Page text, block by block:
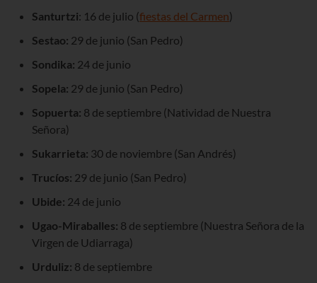
Santurtzi: 16 de julio (fiestas del Carmen)
Sestao: 29 de junio (San Pedro)
Sondika: 24 de junio
Sopela: 29 de junio (San Pedro)
Sopuerta: 8 de septiembre (Natividad de Nuestra
Señora)
Sukarrieta: 30 de noviembre (San Andrés)
Trucíos: 29 de junio (San Pedro)
Ubide: 24 de junio
Ugao-Miraballes: 8 de septiembre (Nuestra Señora de la
Virgen de Udiarraga)
Urduliz: 8 de septiembre